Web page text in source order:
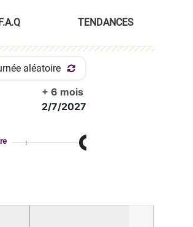
TENDANCES
aléatoire
+ 6 mois
2/7/2027